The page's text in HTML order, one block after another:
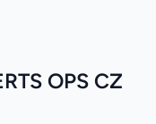
OPS CZ